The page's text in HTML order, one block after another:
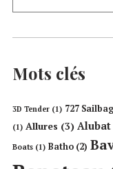
Mots clés
3D Tender (1) 727
(1) Allures (3) Alubat
Boats (1) Batho (2)